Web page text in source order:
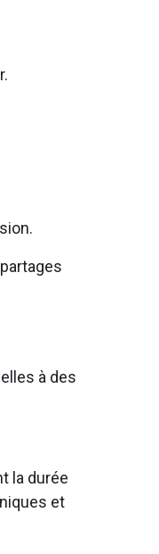
à des
la durée
et